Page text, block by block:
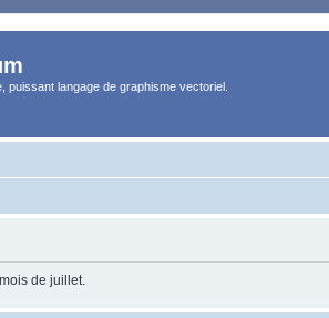
puissant langage de graphisme vectoriel.
de juillet.